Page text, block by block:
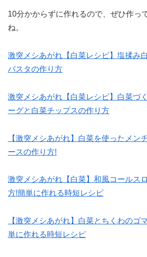
10分かからずに作れるので、ぜひ作っ
ね。
激突メシあがれ【白菜レシピ】塩揉み
パスタの作り方
激突メシあがれ【白菜レシピ】白菜づ
ーグと白菜チップスの作り方
【激突メシあがれ】白菜を使ったメン
ースの作り方!
激突メシあがれ【白菜】和風コールス
方!簡単に作れる時短レシピ
【激突メシあがれ】白菜とちくわのゴ
単に作れる時短レシピ